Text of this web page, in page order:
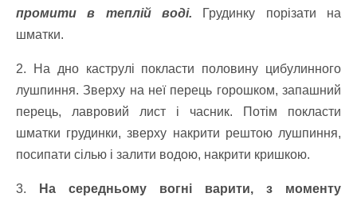
промити в теплій воді. Грудинку порізати на
шматки.
2. На дно каструлі покласти половину цибулинного
лушпиння. Зверху на неї перець горошком, запашний
перець, лавровий лист і часник. Потім покласти
шматки грудинки, зверху накрити рештою лушпиння,
посипати сілью і залити водою, накрити кришкою.
3.
На середньому вогні варити, з моменту